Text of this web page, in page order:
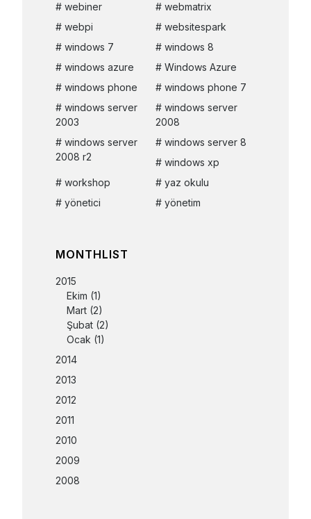
webiner
webmatrix
webpi
websitespark
windows 7
windows 8
windows azure
Windows Azure
windows phone
windows phone 7
windows server
2003
windows server
2008
windows server
2008 r2
windows server 8
windows xp
workshop
yaz okulu
yönetici
yönetim
MONTHLIST
2015
Ekim (1)
Mart (2)
Şubat (2)
Ocak (1)
2014
2013
2012
2011
2010
2009
2008